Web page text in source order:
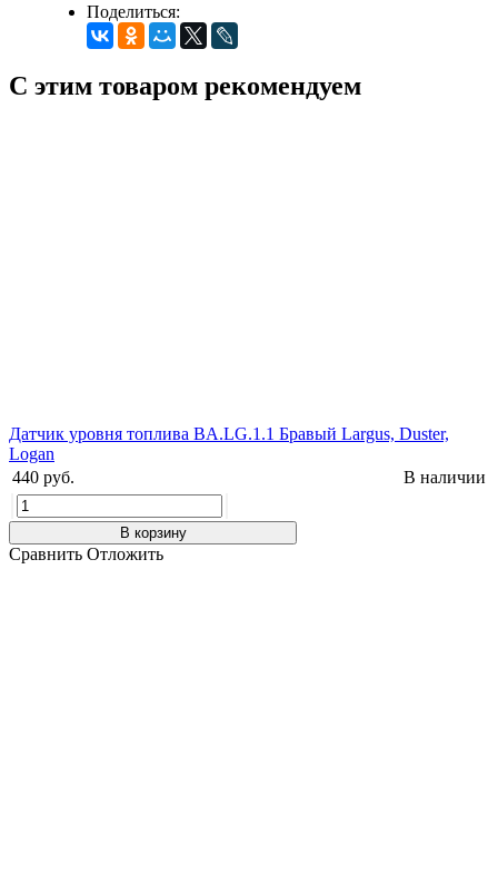
Поделиться:
С этим товаром рекомендуем
Датчик уровня топлива BA.LG.1.1 Бравый Largus, Duster,
Logan
440 руб.
В наличии
В корзину
Сравнить Отложить